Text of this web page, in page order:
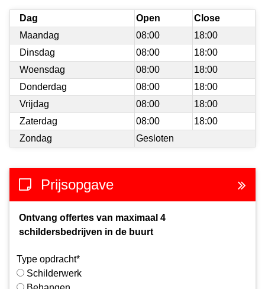
Dag Open
Close
Maandag
08:00
18:00
Dinsdag
08:00
18:00
Woensdag
08:00
18:00
Donderdag
08:00
18:00
Vrijdag
08:00
18:00
Zaterdag
08:00
18:00
Zondag
Gesloten
Prijsopgave
Ontvang offertes van maximaal 4
schildersbedrijven in de buurt
Type opdracht*
Schilderwerk